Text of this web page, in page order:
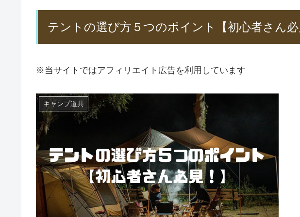
テントの選び方５つのポイント【初心者さん必
※当サイトではアフィリエイト広告を利用しています
キャンプ道具